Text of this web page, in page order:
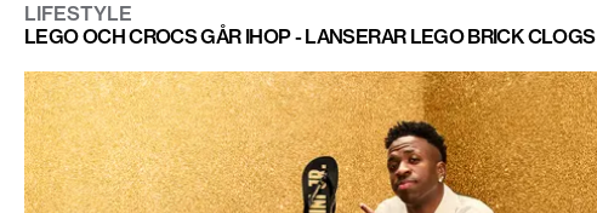
LIFESTYLE
LEGO OCH CROCS GÅR IHOP - LANSERAR LEGO BRICK CLOGS